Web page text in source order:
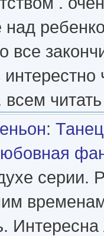
над
все
читать
:
серии.